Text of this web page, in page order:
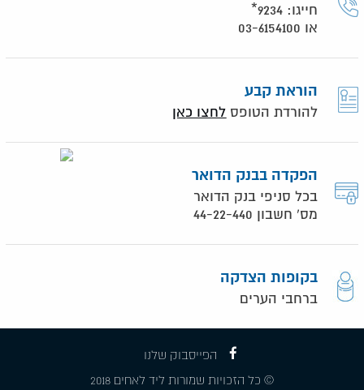
חייגו: 9234*
או 03-6154100
הוראת קבע
להורדת הטופס לחצו כאן
הפקדה בבנק הדואר
בכל סניפי בנק הדואר
מס' חשבון 44-22-440
בקופות הצדקה
ברחבי הערים
הפייסבוק שלנו
© כל הזכויות שמורות ליד לאחים 2018